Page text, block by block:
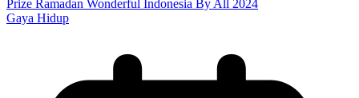
Gaya Hidup